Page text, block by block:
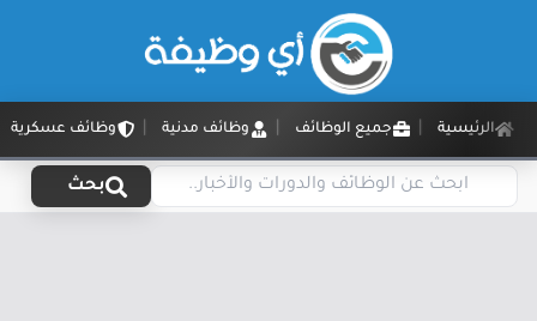
الرئيسية جميع الوظائف وظائف مدنية وظائف عسكرية
بحث